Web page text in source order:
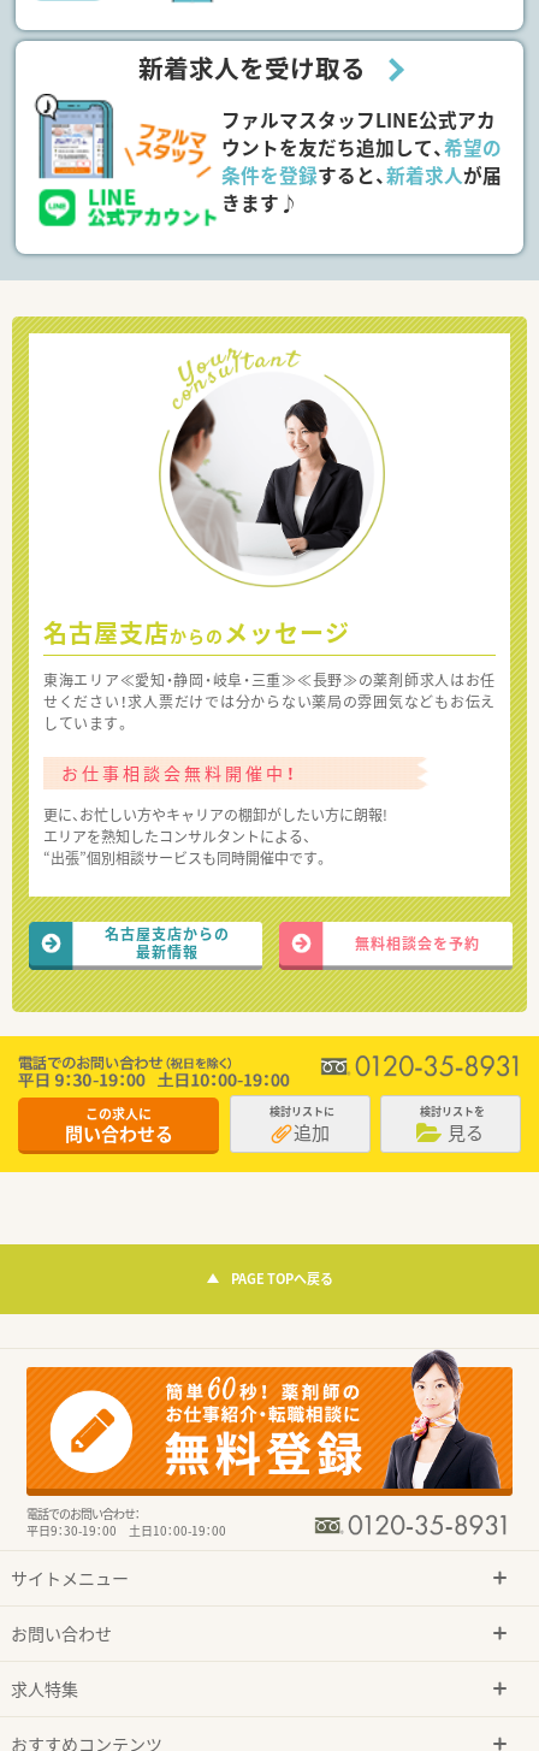
新着求人を受け取る
ファルマスタッフLINE公式アカ
ウントを友だち追加して、希望の
条件を登録すると、新着求人が届
きます♪
名古屋支店からの メッセージ
東海エリア≪愛知・静岡・岐阜・三重≫≪長野≫の薬剤師求人はお任
せください！求人票だけでは分からない薬局の雰囲気などもお伝え
しています。
お仕事相談会無料開催中！
更に、お忙しい方やキャリアの棚卸がしたい方に朗報!
エリアを熟知したコンサルタントによる、
“出張”個別相談サービスも同時開催中です。
名古屋支店からの
最新情報
無料相談会を予約
この求人に
問い合わせる
検討リストに
追加
検討リストを
見る
PAGE TOPへ戻る
電話でのお問い合わせ：
平日9：30-19：00 土日10：00-19：00
サイトメニュー
お問い合わせ
求人特集
おすすめコンテンツ